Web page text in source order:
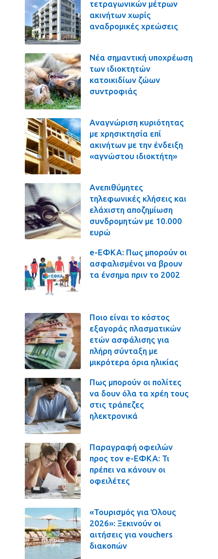
τετραγωνικών μέτρων
ακινήτων χωρίς
αναδρομικές χρεώσεις
Νέα σημαντική υποχρέωση
των ιδιοκτητών
κατοικιδίων ζώων
συντροφιάς
Αναγνώριση κυριότητας
με χρησικτησία επί
ακινήτων με την ένδειξη
«αγνώστου ιδιοκτήτη»
Ανεπιθύμητες
τηλεφωνικές κλήσεις και
ελάχιστη αποζημίωση
συνδρομητών με 10.000
ευρώ
e-ΕΦΚΑ: Πως μπορούν οι
ασφαλισμένοι να βρουν
τα ένσημα πριν το 2002
Ποιο είναι το κόστος
εξαγοράς πλασματικών
ετών ασφάλισης για
πλήρη σύνταξη με
μικρότερα όρια ηλικίας
Πως μπορούν οι πολίτες
να δουν όλα τα χρέη τους
στις τράπεζες
ηλεκτρονικά
Παραγραφή οφειλών
προς τον e-ΕΦΚΑ: Τι
πρέπει να κάνουν οι
οφειλέτες
«Τουρισμός για Όλους
2026»: Ξεκινούν οι
αιτήσεις για vouchers
διακοπών